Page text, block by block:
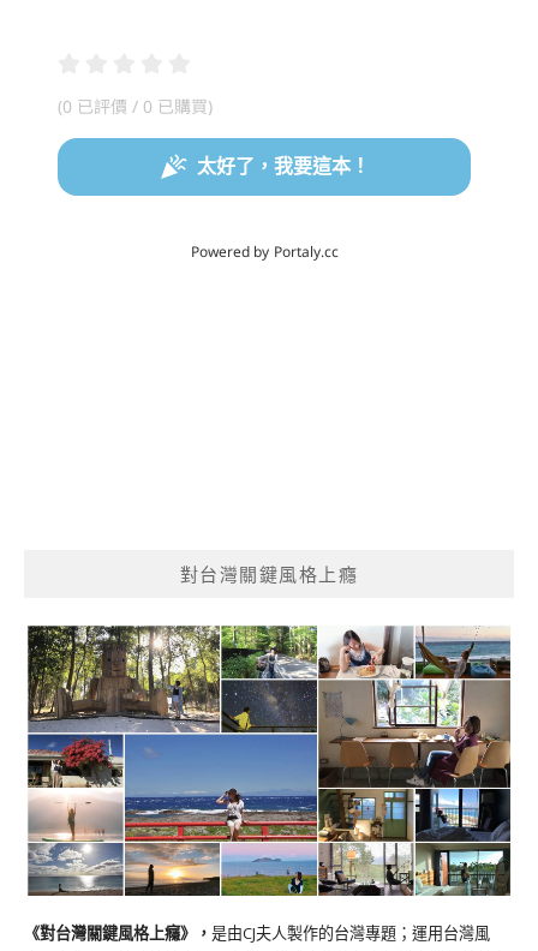
對台灣關鍵風格上癮
《對台灣關鍵風格上癮》 ， 是由CJ夫人製作的台灣專題；運用台灣風